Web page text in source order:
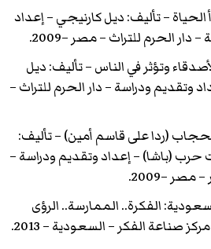
الحياة – تأليف: ديل كارنيجي – إعداد
دار الحرم للتراث – مصر –2009.
وتؤثر في الناس – تأليف: ديل
وتقديم ودراسة – دار الحرم للتراث –
(ردا على قاسم أمين) – تأليف:
(باشا) – إعداد وتقديم ودراسة –
–2009.
الفكرة.. الممارسة.. الرؤى
صناعة الفكر – السعودية – 2013.